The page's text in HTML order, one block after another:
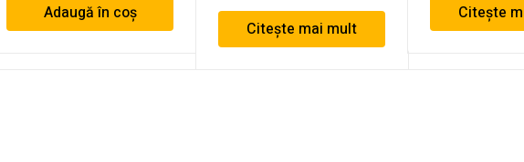
Adaugă în coș
Citește mai mult
Citește